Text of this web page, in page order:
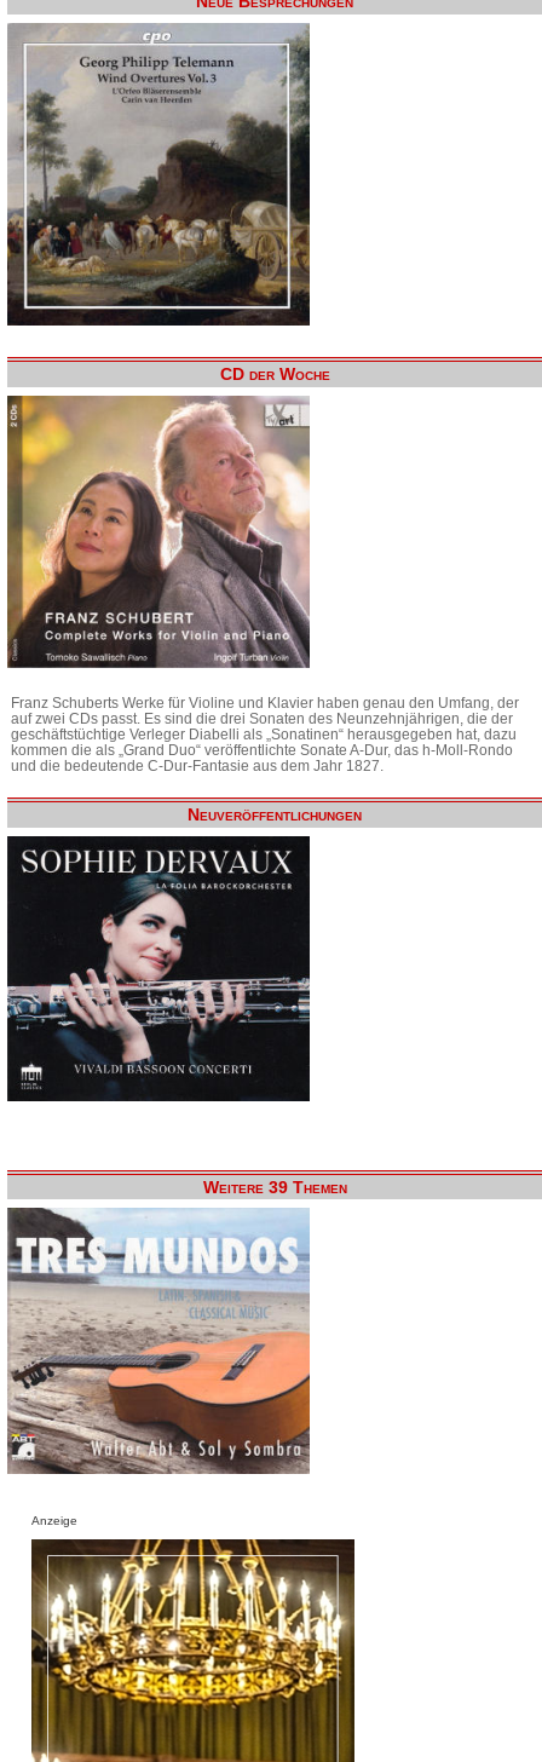
CD der Woche
Franz Schuberts Werke für Violine und Klavier haben genau den Umfang, der
auf zwei CDs passt. Es sind die drei Sonaten des Neunzehnjährigen, die der
geschäftstüchtige Verleger Diabelli als „Sonatinen“ herausgegeben hat, dazu
kommen die als „Grand Duo“ veröffentlichte Sonate A-Dur, das h-Moll-Rondo
und die bedeutende C-Dur-Fantasie aus dem Jahr 1827.
Neuveröffentlichungen
Weitere 39 Themen
Anzeige